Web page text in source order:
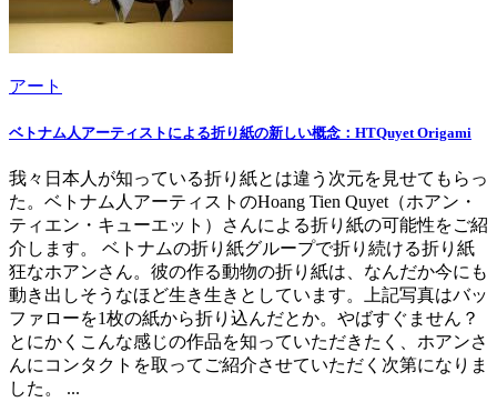
アート
ベトナム人アーティストによる折り紙の新しい概念：HTQuyet Origami
我々日本人が知っている折り紙とは違う次元を見せてもらっ
た。ベトナム人アーティストのHoang Tien Quyet（ホアン・
ティエン・キューエット）さんによる折り紙の可能性をご紹
介します。 ベトナムの折り紙グループで折り続ける折り紙
狂なホアンさん。彼の作る動物の折り紙は、なんだか今にも
動き出しそうなほど生き生きとしています。上記写真はバッ
ファローを1枚の紙から折り込んだとか。やばすぐません？
とにかくこんな感じの作品を知っていただきたく、ホアンさ
んにコンタクトを取ってご紹介させていただく次第になりま
した。 ...